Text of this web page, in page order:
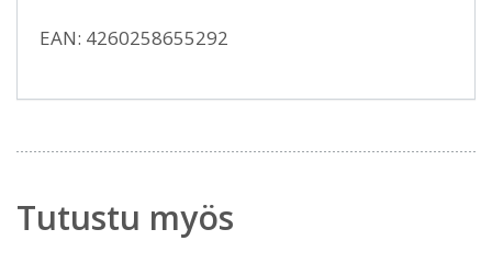
EAN: 4260258655292
Tutustu myös